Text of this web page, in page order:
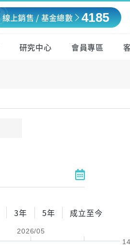
線上銷售 / 基金總數 4185
研究中心 會員專區
3年 5年 成立至今
2026/05